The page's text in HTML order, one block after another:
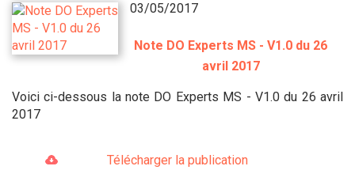
03/05/2017
Note DO Experts MS - V1.0 du 26
avril 2017
Voici ci-dessous la note DO Experts MS - V1.0 du 26 avril
2017
Télécharger la publication